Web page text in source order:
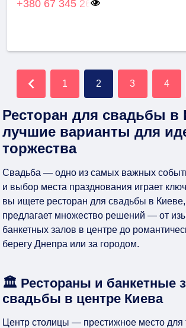
+380 67 345 26
1 2 3 4
Ресторан для свадьбы в
лучшие варианты для
торжества
Свадьба — одно из самых важных
и выбор места празднования играет
вы ищете ресторан для свадьбы в Киеве,
предлагает множество решений — от
банкетных залов в центре до
берегу Днепра или за городом.
🏛 Рестораны и банкетные
свадьбы в центре Киева
Центр столицы — престижное место для